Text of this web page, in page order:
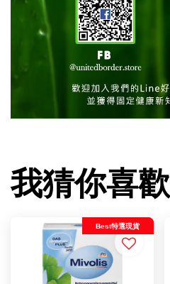
我猜你喜歡
Best特選現貨